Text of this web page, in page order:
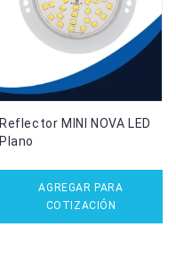
Reflector MINI NOVA LED
Plano
AGREGAR PARA
COTIZACIÓN